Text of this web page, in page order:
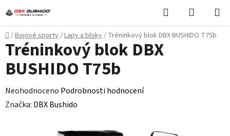
na
obsah
Hledat
KOŠÍK
Domů
/Bojové sporty/Lapy a bloky/ Tréninkový blok DBX BUSHIDO T75b
Tréninkový blok DBX
BUSHIDO T75b
Průměrné
hodnocení
Neohodnoceno Podrobnosti hodnocení
Značka: DBX Bushido